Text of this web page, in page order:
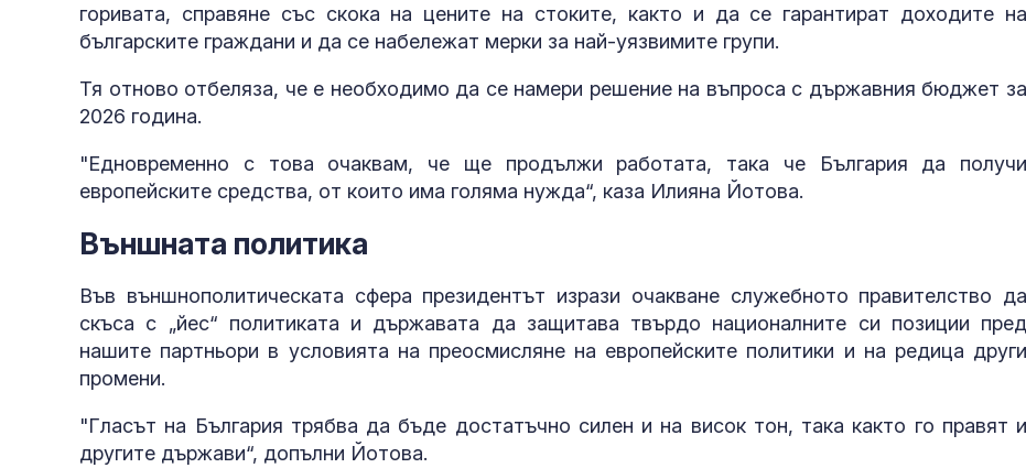
горивата, справяне със скока на цените на стоките, както и да се гарантират доходите на
българските граждани и да се набележат мерки за най-уязвимите групи.
Тя отново отбеляза, че е необходимо да се намери решение на въпроса с държавния бюджет за
2026 година.
"Едновременно с това очаквам, че ще продължи работата, така че България да получи
европейските средства, от които има голяма нужда“, каза Илияна Йотова.
Външната политика
Във външнополитическата сфера президентът изрази очакване служебното правителство да
скъса с „йес“ политиката и държавата да защитава твърдо националните си позиции пред
нашите партньори в условията на преосмисляне на европейските политики и на редица други
промени.
"Гласът на България трябва да бъде достатъчно силен и на висок тон, така както го правят и
другите държави“, допълни Йотова.